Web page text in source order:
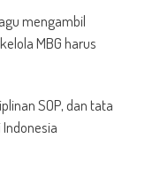
mengambil
MBG harus
SOP, dan tata